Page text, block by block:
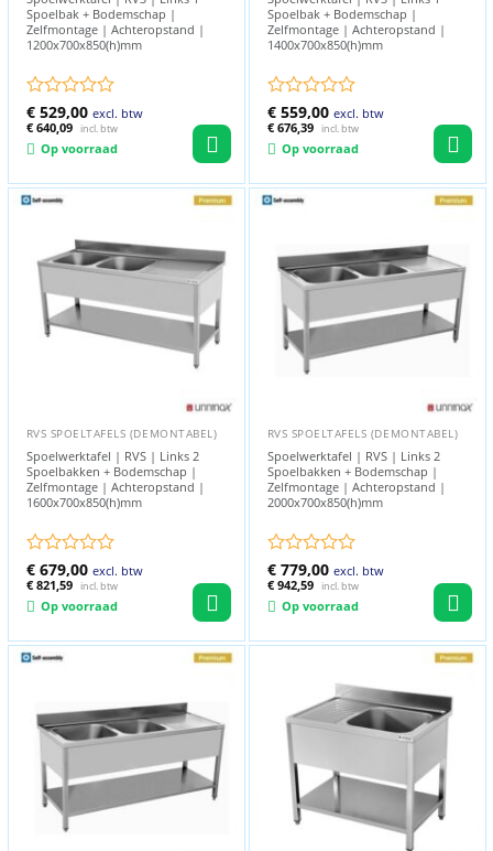
Spoelbak + Bodemschap |
Zelfmontage | Achteropstand |
1200x700x850(h)mm
Gewaardeerd
0
uit
€529,00 excl. btw
€640,09 incl. btw
Op voorraad
Spoelbak + Bodemschap |
Zelfmontage | Achteropstand |
1400x700x850(h)mm
Gewaardeerd
0
uit
€559,00 excl. btw
€676,39 incl. btw
Op voorraad
RVS SPOELTAFELS (DEMONTABEL)
Spoelwerktafel | RVS | Links 2
Spoelbakken + Bodemschap |
Zelfmontage | Achteropstand |
1600x700x850(h)mm
Gewaardeerd
0
uit
€679,00 excl. btw
€821,59 incl. btw
Op voorraad
RVS SPOELTAFELS (DEMONTABEL)
Spoelwerktafel | RVS | Links 2
Spoelbakken + Bodemschap |
Zelfmontage | Achteropstand |
2000x700x850(h)mm
Gewaardeerd
0
uit
€779,00 excl. btw
€942,59 incl. btw
Op voorraad